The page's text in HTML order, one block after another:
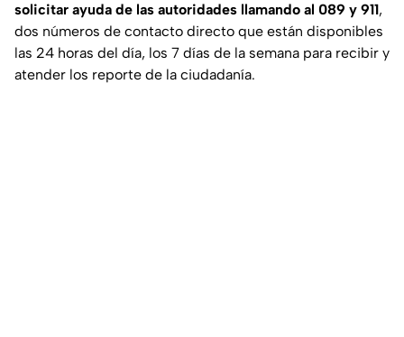
solicitar ayuda de las autoridades llamando al 089 y 911,
dos números de contacto directo que están disponibles
las 24 horas del día, los 7 días de la semana para recibir y
atender los reporte de la ciudadanía.